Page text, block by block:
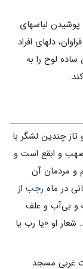
پوشیدن لباسهای
دلهای افراد
لوح را به
چندین لشگر با
و ابقع است و
و مردمان آن
در ماه رجب از
و بی‌آب و علف
شعار او «یا رب یا
غربی مسجد